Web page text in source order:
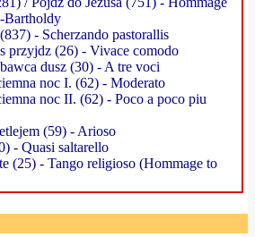
Bartholdy
- Scherzando pastorallis
przyjdz (26) - Vivace comodo
dusz (30) - A tre voci
noc I. (62) - Moderato
noc II. (62) - Poco a poco piu
(59) - Arioso
- Quasi saltarello
(25) - Tango religioso (Hommage to